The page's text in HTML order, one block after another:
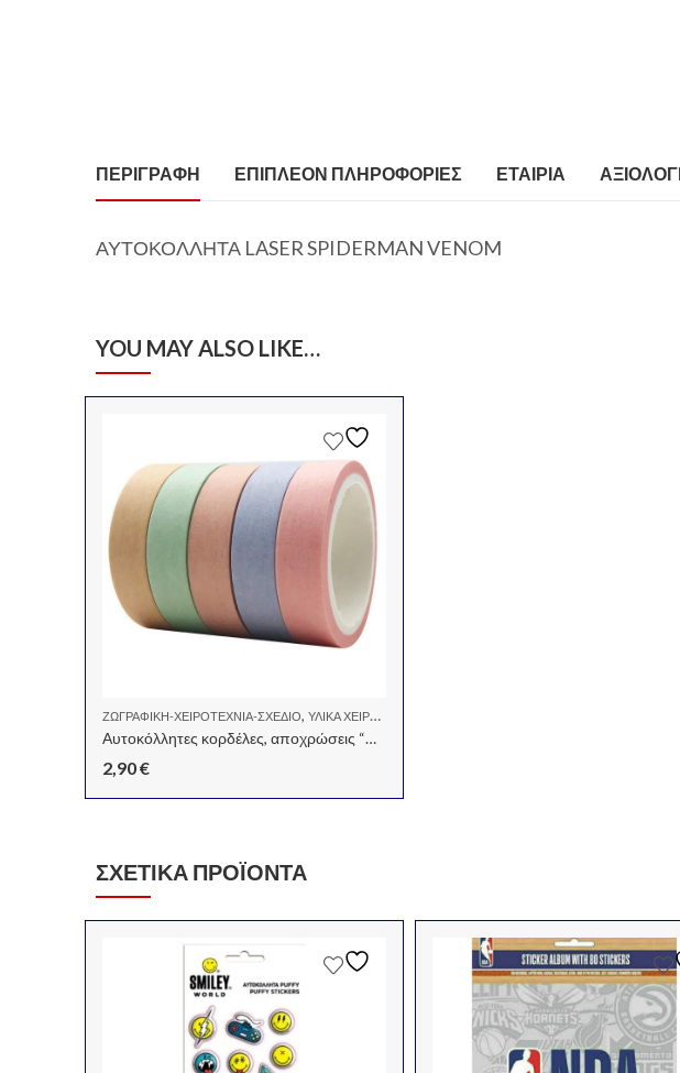
ΠΕΡΙΓΡΑΦΉ ΕΠΙΠΛΈΟΝ ΠΛΗΡΟΦΟΡΊΕΣ ΕΤΑΙΡΊΑ
ΑΥΤΟΚΟΛΛΗΤΑ LASER SPIDERMAN VENOM
YOU MAY ALSO LIKE…
ΖΩΓΡΑΦΙΚΉ-ΧΕΙΡΟΤΕΧΝΊΑ-ΣΧΈΔΙΟ, ΥΛΙΚΆ ΧΕΙΡΟΤΕΧΝΊΑΣ
Αυτοκόλλητες κορδέλες, αποχρώσεις “Undernath”, 5 τεμ.
2,90€
ΣΧΕΤΙΚΆ ΠΡΟΪΌΝΤΑ